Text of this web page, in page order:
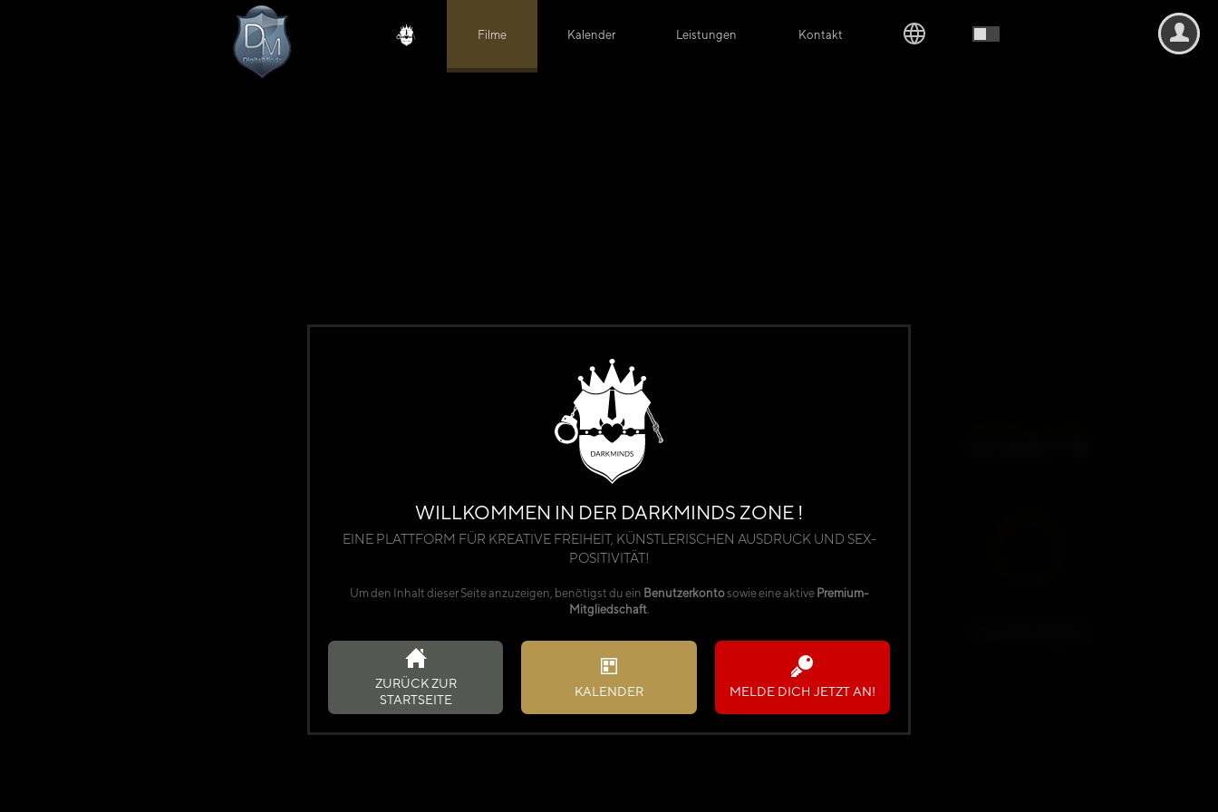
Filme Kalender Leistungen Kontakt
WILLKOMMEN IN DER DARKMINDS ZONE !
EINE PLATTFORM FÜR KREATIVE FREIHEIT, KÜNSTLERISCHEN AUSDRUCK UND SEX-
POSITIVITÄT!
Um den Inhalt dieser Seite anzuzeigen, benötigst du ein Benutzerkontosowie eine aktive Premium-
Mitgliedschaft.
ZURÜCK ZUR
STARTSEITE
KALENDER MELDE DICH JETZT AN!